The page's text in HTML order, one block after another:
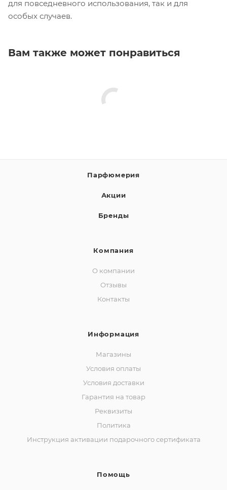
для повседневного использования, так и для
особых случаев.
Вам также может понравиться
Парфюмерия
Акции
Бренды
Компания
О компании
Отзывы
Контакты
Информация
Магазины
Условия оплаты
Условия доставки
Гарантия на товар
Реквизиты
Политика
Инструкция активации подарочного сертификата
Помощь